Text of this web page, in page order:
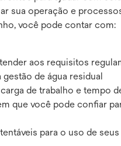
sua operação e
você pode contar com:
aos requisitos
de água residual
de trabalho e tempo
que você pode confiar
para o uso de